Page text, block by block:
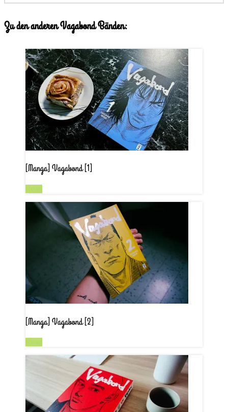
Zu den anderen Vagabond Bänden:
[Manga] Vagabond [1]
[Manga] Vagabond [2]